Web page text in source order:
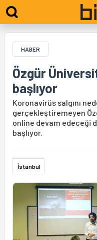
HABER
Özgür
başlıyor
Koronavirüs salgını
gerçekleştiremeyen
online devam edeceği
başlıyor.
İstanbul